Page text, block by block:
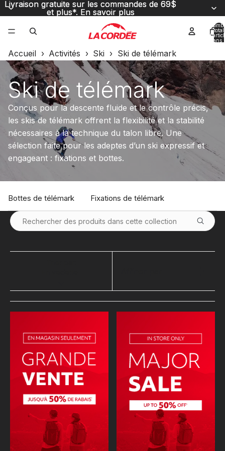
Livraison gratuite sur les commandes de 69$
et plus*. En savoir plus
Livraison gratuite sur les commandes de 69$
et plus*. En savoir plus
total
dans
Accueil › Activités › Ski › Ski de télémark
Ski de télémark
Conçus pour la descente fluide et le contrôle précis,
les skis de télémark offrent la flexibilité et la stabilité
nécessaires à la technique du talon libre. Une
sélection faite pour les adeptes d’un ski expressif et
engageant : fixations et bottes.
Bottes de télémark Fixations de télémark